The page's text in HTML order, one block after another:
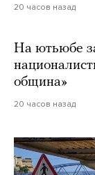
20 часов назад
На ютьюбе
община»
20 часов назад